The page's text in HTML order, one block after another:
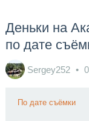
Деньки на
по дате
Sergey252
По дате съёмки